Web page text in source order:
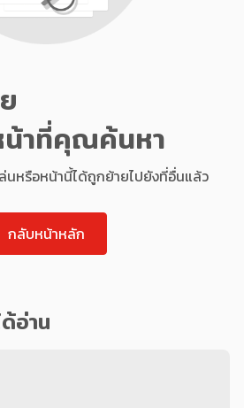
น้าที่คุณค้นหา
หรือหน้านี้ได้ถูกย้ายไปยังที่อื่นแล้ว
กลับหน้าหลัก
อ่าน